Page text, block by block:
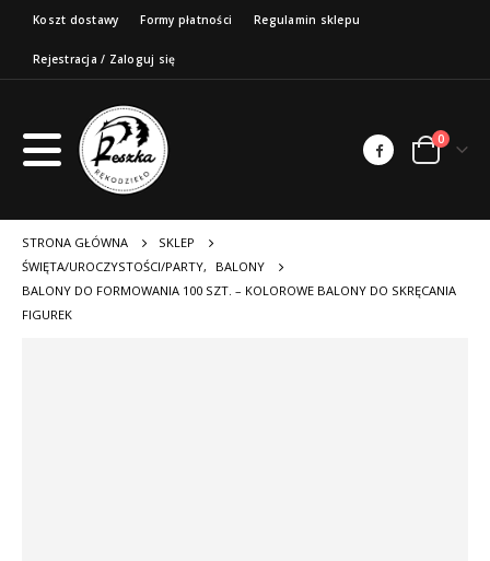
Koszt dostawy Formy płatności Regulamin sklepu
Rejestracja / Zaloguj się
0
STRONA GŁÓWNA
SKLEP
ŚWIĘTA/UROCZYSTOŚCI/PARTY,
BALONY
BALONY DO FORMOWANIA 100 SZT. – KOLOROWE BALONY DO SKRĘCANIA
FIGUREK